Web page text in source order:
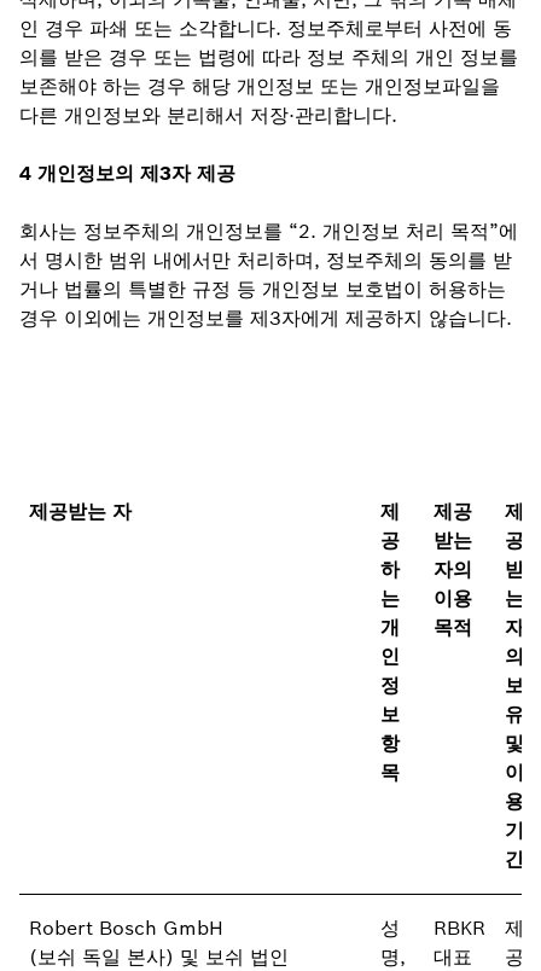
인 경우 파쇄 또는 소각합니다. 정보주체로부터 사전에 동
의를 받은 경우 또는 법령에 따라 정보 주체의 개인 정보를
보존해야 하는 경우 해당 개인정보 또는 개인정보파일을
다른 개인정보와 분리해서 저장·관리합니다.
4 개인정보의 제3자 제공
회사는 정보주체의 개인정보를 “2. 개인정보 처리 목적”에
서 명시한 범위 내에서만 처리하며, 정보주체의 동의를 받
거나 법률의 특별한 규정 등 개인정보 보호법이 허용하는
경우 이외에는 개인정보를 제3자에게 제공하지 않습니다.
제공받는 자
제
공
하
는
개
인
정
보
항
목
제공
받는
자의
이용
목적
제
공
받
는
자
의
보
유
및
이
용
기
간
Robert Bosch GmbH
(보쉬 독일 본사) 및 보쉬 법인
성
명,
RBKR
대표
제
공